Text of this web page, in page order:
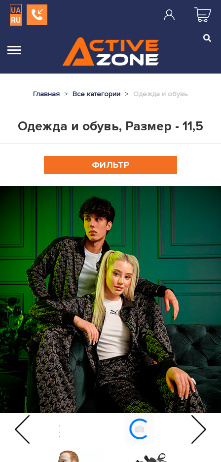
UA
RU
Главная Все категории Одежда и обувь
Одежда и обувь, Размер - 11,5
ФИЛЬТР